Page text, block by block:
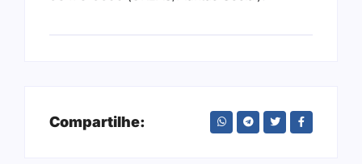
Compartilhe: